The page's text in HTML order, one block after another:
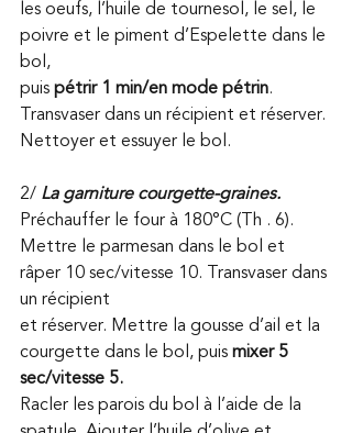
les oeufs, l’huile de tournesol, le sel, le
poivre et le piment d’Espelette dans le
bol,
puis pétrir 1 min/en mode pétrin.
Transvaser dans un récipient et réserver.
Nettoyer et essuyer le bol.
2/ La garniture courgette-graines.
Préchauffer le four à 180°C (Th . 6).
Mettre le parmesan dans le bol et
râper 10 sec/vitesse 10. Transvaser dans
un récipient
et réserver. Mettre la gousse d’ail et la
courgette dans le bol, puis mixer 5
sec/vitesse 5.
Racler les parois du bol à l’aide de la